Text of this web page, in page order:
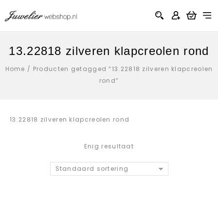
13.22818 zilveren klapcreolen rond
Home / Producten getagged “13.22818 zilveren klapcreolen
rond”
13.22818 zilveren klapcreolen rond
Enig resultaat
Standaard sortering